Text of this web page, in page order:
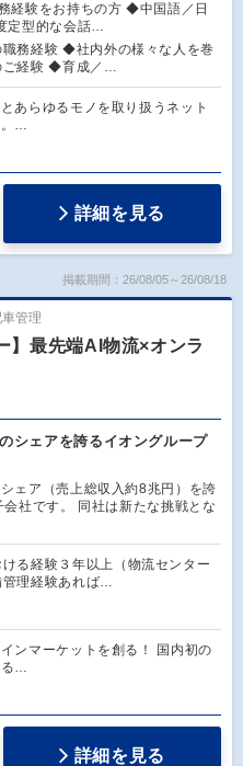
経験をお持ちの方 ◆中国語／日
定型的な会話…
務経験 ◆社内外の様々な人を巻
ご経験 ◆育成／…
あらゆるモノを取り扱うネット
。…
詳細を見る
掲載期間：26/08/05～26/08/18
管理
】最先端AI物流×オンラ
シェアを誇るイオングループ
ェア（売上総収入約8兆円）を誇
社です。 同社は新たな挑戦とな
る経験３年以上（物流センター
管理経験あれば…
ンマーケットを創る！ 国内初の
る…
詳細を見る